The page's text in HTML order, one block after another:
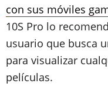
con sus móviles
10S Pro lo
usuario que busca
para visualizar
películas.